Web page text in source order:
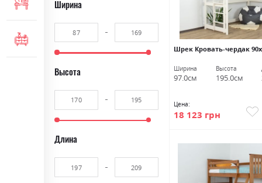
МЕБЕЛЬ ДЛЯ ОФИСА
КОМОДЫ И ТУМБЫ
Шрек Кровать-чердак
Ширина
97.0см
Высота
195.0см
Цена:
18 123 грн
Ширина
Высота
Длина